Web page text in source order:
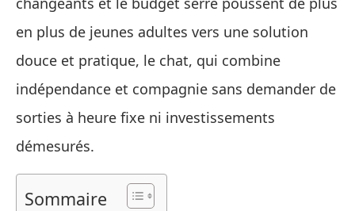
en plus de jeunes adultes vers une solution
douce et pratique, le chat, qui combine
indépendance et compagnie sans demander de
sorties à heure fixe ni investissements
démesurés.
Sommaire